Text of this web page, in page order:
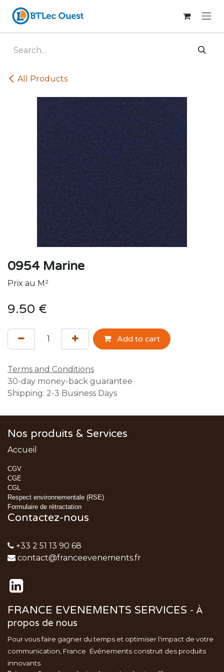
Skip to Content
All Products
0954 Marine
Prix au M²
9.50 €
Add to cart
Terms and Conditions
30-day money-back guarantee
Shipping: 2-3 Business Days
Nos produits & Services
Accueil
CGV
CGE
CGL
Respect environnementale (RSE)
Formulaire de rétractation
Contactez-nous
+33 2 51 13 90 68
contact@franceevenements.fr
FRANCE EVENEMENTS SERVICES - À
propos de nous
Pour vous faire gagner du temps et optimiser l'impact de votre
communication, France Événements construit des produits
innovants.